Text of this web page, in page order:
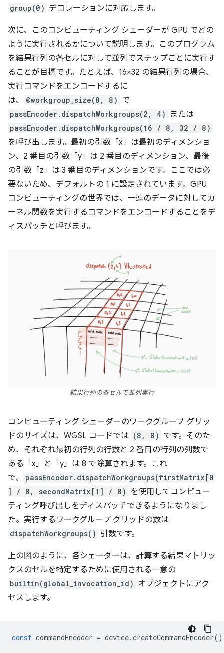
group(0) デコレーションに対応します。
次に、このコンピューティング シェーダーが GPU でどの
ように実行されるかについて説明します。このプログラム
を結果行列の各セルに対して並列でステップごとに実行す
ることが目標です。たとえば、16×32 の結果行列の場合、
実行コマンドをエンコードするに
は、
@workgroup_size(8, 8) で
passEncoder.dispatchWorkgroups(2, 4) または
passEncoder.dispatchWorkgroups(16 / 8, 32 / 8)
を呼び出します。最初の引数「x」は最初のディメンショ
ン、2 番目の引数「y」は 2 番目のディメンション、最後
の引数「z」は 3 番目のディメンションです。ここでは必
要ないため、デフォルトの 1 に設定されています。GPU
コンピューティングの世界では、一連のデータに対してカ
ーネル関数を実行するコマンドをエンコードすることをデ
ィスパッチと呼びます。
結果行列の各セルで並列実行
コンピューティング シェーダーのワークグループ グリッ
ドのサイズは、WGSL コードでは (8, 8) です。そのた
め、それぞれ最初の行列の行数と 2 番目の行列の列数で
ある「x」と「y」は 8 で除算されます。これ
で、
passEncoder.dispatchWorkgroups(firstMatrix[0
] / 8, secondMatrix[1] / 8) を使用してコンピュー
ティング呼び出しをディスパッチできるようになりまし
た。実行するワークグループ グリッドの数は
dispatchWorkgroups() 引数です。
上の図のように、各シェーダーは、計算する結果マトリッ
クスのセルを特定するために使用される一意の
builtin(global_invocation_id) オブジェクトにアク
セスします。
const commandEncoder = device.createCommandEncoder